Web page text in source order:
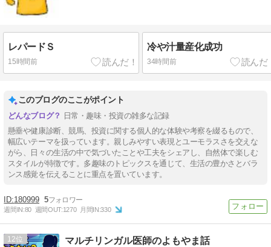
レパードＳ
15時間前
冷や汁量産化成功
34時間前
このブログのここがポイント
日常・趣味・投資の雑多な記録
懸垂や健康診断、競馬、投資に関する個人的な体験や考察を綴るもので、
幅広いテーマを扱っています。親しみやすい表現とユーモラスさを交えな
がら、日々の生活の中で気づいたことや工夫をシェアし、自然体で楽しむ
スタイルが特徴です。多趣味のトピックスを通じて、生活の豊かさとバラ
ンス感覚を伝えることに重点を置いています。
180999 5
週間IN:80 週間OUT:1270 月間IN:330
12 マルチリンガル医師のよもやま話